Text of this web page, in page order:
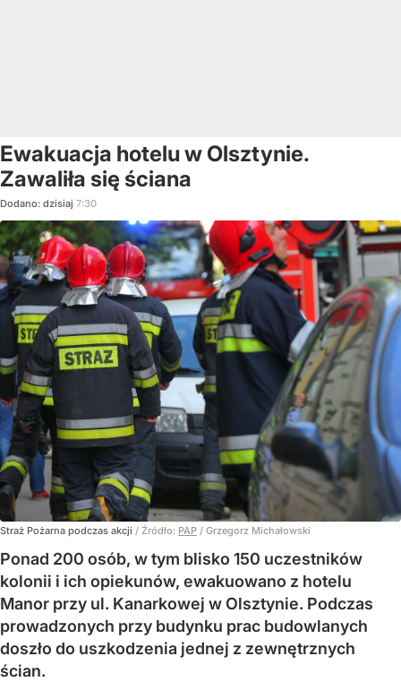
Ewakuacja hotelu w Olsztynie.
Zawaliła się ściana
Dodano: dzisiaj 7:30
Straż Pożarna podczas akcji / Źródło: PAP / Grzegorz Michałowski
Ponad 200 osób, w tym blisko 150 uczestników
kolonii i ich opiekunów, ewakuowano z hotelu
Manor przy ul. Kanarkowej w Olsztynie. Podczas
prowadzonych przy budynku prac budowlanych
doszło do uszkodzenia jednej z zewnętrznych
ścian.